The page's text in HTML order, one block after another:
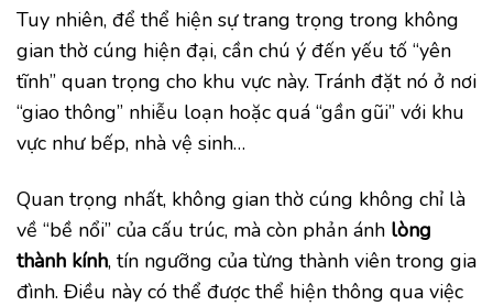
Tuy nhiên, để thể hiện sự trang trọng trong không
gian thờ cúng hiện đại, cần chú ý đến yếu tố “yên
tĩnh” quan trọng cho khu vực này. Tránh đặt nó ở nơi
“giao thông” nhiễu loạn hoặc quá “gần gũi” với khu
vực như bếp, nhà vệ sinh…
Quan trọng nhất, không gian thờ cúng không chỉ là
về “bề nổi” của cấu trúc, mà còn phản ánh lòng
thành kính, tín ngưỡng của từng thành viên trong gia
đình. Điều này có thể được thể hiện thông qua việc